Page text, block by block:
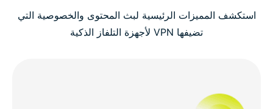
كيفية إعداد تطبيق ExpressVPN الأصلي للتلفاز الذكي
استكشف المميزات الرئيسية لبث المحتوى والخصوصية التي
تضيفها VPN لأجهزة التلفاز الذكية